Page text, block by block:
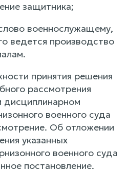
защитника;
военнослужащему,
ведется производство
принятия решения
рассмотрения
дисциплинарном
военного суда
Об отложении
указанных
военного суда
постановление.